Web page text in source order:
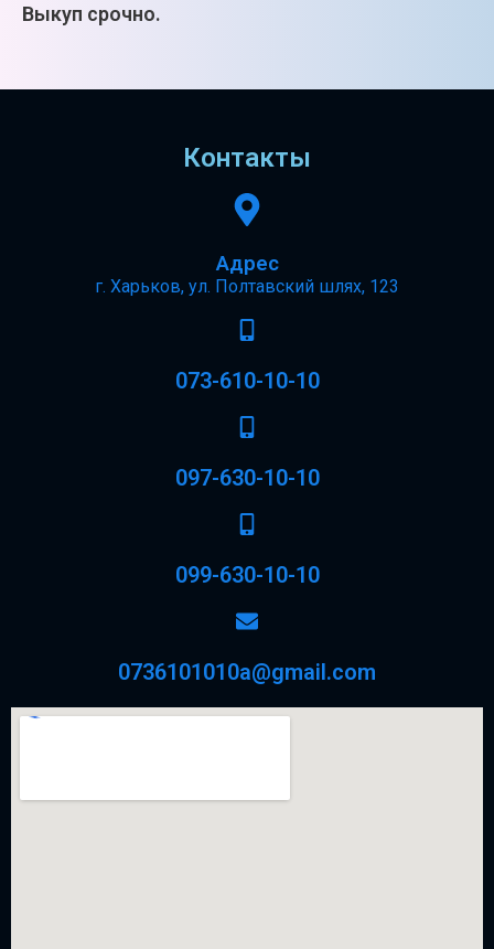
Выкуп срочно.
Контакты
Адрес
г. Харьков, ул. Полтавский шлях, 123
073-610-10-10
097-630-10-10
099-630-10-10
0736101010a@gmail.com